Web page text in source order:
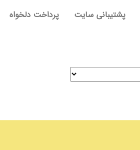
پشتیبانی سایت پرداخت دلخواه